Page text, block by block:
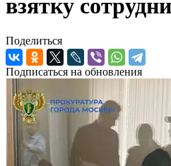
взятку
Поделиться
Подписаться на обновления